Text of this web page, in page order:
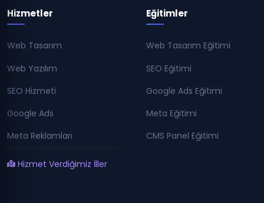
Hizmetler
Web Tasarım
Web Yazılım
SEO Hizmeti
Google Ads
Meta Reklamları
Hizmet Verdiğimiz İller
Eğitimler
Web Tasarım Eğitimi
SEO Eğitimi
Google Ads Eğitimi
Meta Eğitimi
CMS Panel Eğitimi